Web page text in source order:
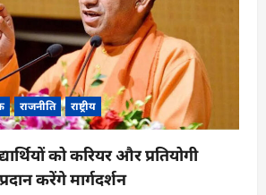
राजनीति राष्ट्रीय
को करियर और प्रतियोगी
करेंगे मार्गदर्शन